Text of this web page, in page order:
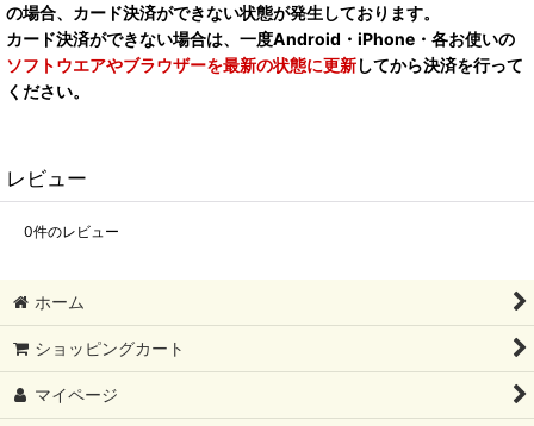
の場合、カード決済ができない状態が発生しております。
カード決済ができない場合は、一度Android・iPhone・各お使いの
ソフトウエアやブラウザーを最新の状態に更新してから決済を行って
ください。
レビュー
0件のレビュー
ホーム
ショッピングカート
マイページ